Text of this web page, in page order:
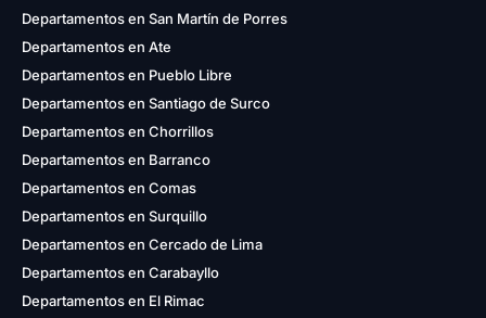
Departamentos en San Martín de Porres
Departamentos en Ate
Departamentos en Pueblo Libre
Departamentos en Santiago de Surco
Departamentos en Chorrillos
Departamentos en Barranco
Departamentos en Comas
Departamentos en Surquillo
Departamentos en Cercado de Lima
Departamentos en Carabayllo
Departamentos en El Rimac